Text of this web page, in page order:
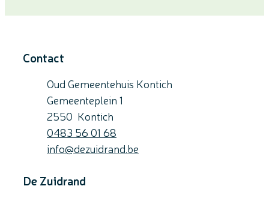
Contact
Oud Gemeentehuis Kontich
Gemeenteplein 1
,
2550 Kontich
0483 56 01 68
E-mailinfo@dezuidrand.be
De Zuidrand